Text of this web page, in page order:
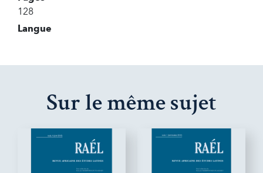
128
Langue
Sur le même sujet